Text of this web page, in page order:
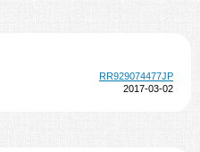
RR929074477JP
2017-03-02